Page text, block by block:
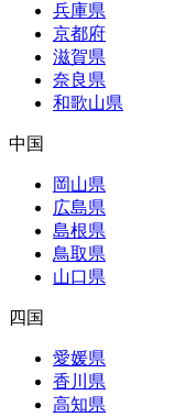
兵庫県
京都府
滋賀県
奈良県
和歌山県
中国
岡山県
広島県
島根県
鳥取県
山口県
四国
愛媛県
香川県
高知県